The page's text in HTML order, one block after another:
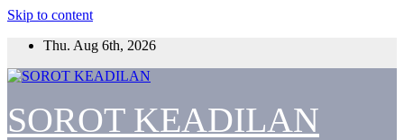
Skip to content
Thu. Aug 6th, 2026
SOROT KEADILAN